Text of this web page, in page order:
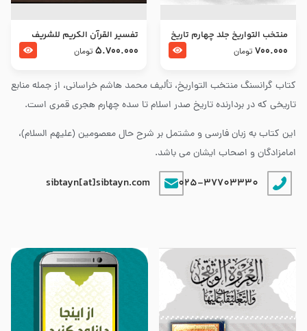
کتاب گرانسنگ منتخب التواريخ، تألیف محمد هاشم خراسانی، از جمله منابع
تاریخی که در بردارنده تاریخ صدر اسلام تا سده چهارم هجری قمری است.
این کتاب به زبان فارسی و مشتمل بر شرح حال معصومین (علیهم السلام)،
امامزادگان و اصحاب ایشان می باشد.
025-37703330
sibtayn[at]sibtayn.com
منتخب التواریخ جلد چهارم تاریخ
امام زین العابدین و امام محمد
700.000 تومان
تفسير القرآن الكريم للشريف
المرتضي قدس سرّه
5.700.000 تومان